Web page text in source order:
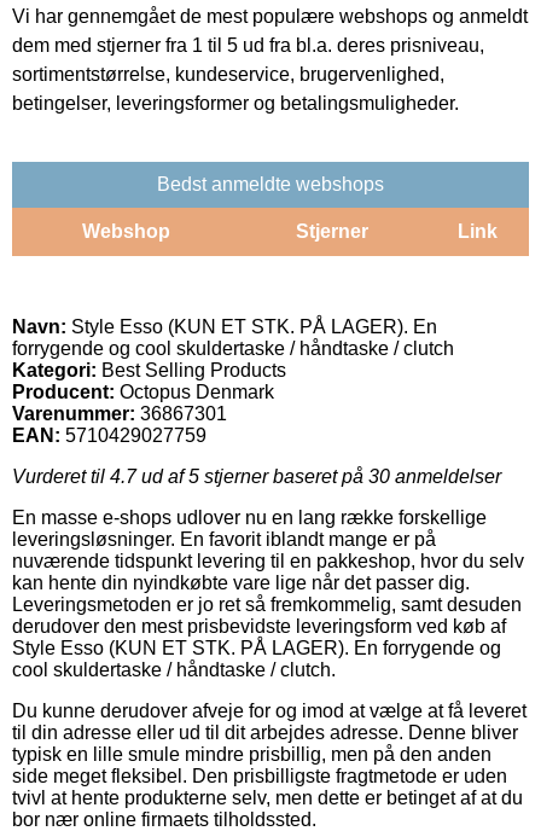
Vi har gennemgået de mest populære webshops og anmeldt
dem med stjerner fra 1 til 5 ud fra bl.a. deres prisniveau,
sortimentstørrelse, kundeservice, brugervenlighed,
betingelser, leveringsformer og betalingsmuligheder.
Bedst anmeldte webshops
Webshop Stjerner Link
Navn: Style Esso (KUN ET STK. PÅ LAGER). En
forrygende og cool skuldertaske / håndtaske / clutch
Kategori: Best Selling Products
Producent: Octopus Denmark
Varenummer: 36867301
EAN: 5710429027759
Vurderet til 4.7ud af 5 stjerner baseret på 30 anmeldelser
En masse e-shops udlover nu en lang række forskellige
leveringsløsninger. En favorit iblandt mange er på
nuværende tidspunkt levering til en pakkeshop, hvor du selv
kan hente din nyindkøbte vare lige når det passer dig.
Leveringsmetoden er jo ret så fremkommelig, samt desuden
derudover den mest prisbevidste leveringsform ved køb af
Style Esso (KUN ET STK. PÅ LAGER). En forrygende og
cool skuldertaske / håndtaske / clutch.
Du kunne derudover afveje for og imod at vælge at få leveret
til din adresse eller ud til dit arbejdes adresse. Denne bliver
typisk en lille smule mindre prisbillig, men på den anden
side meget fleksibel. Den prisbilligste fragtmetode er uden
tvivl at hente produkterne selv, men dette er betinget af at du
bor nær online firmaets tilholdssted.